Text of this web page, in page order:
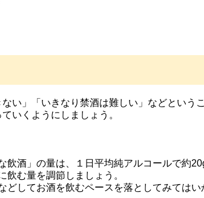
い」「いきなり禁酒は難しい」などという
いくようにしましょう。
酒」の量は、１日平均純アルコールで約
む量を調節しましょう。
してお酒を飲むペースを落としてみてはい